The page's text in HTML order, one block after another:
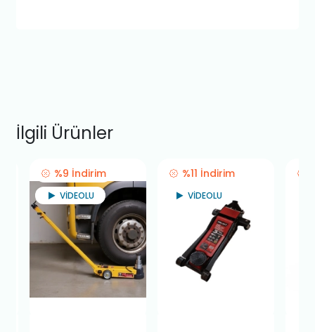
İlgili Ürünler
%9 İndirim
VİDEOLU
%11 İndirim
VİDEOLU